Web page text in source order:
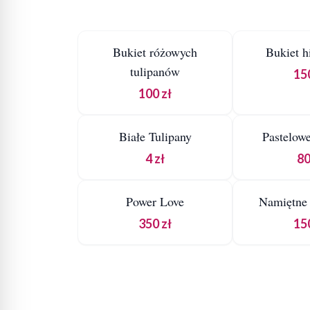
DO KOSZYKA
Bukiet różowych
tulipanów
100 zł
DO
Bukiet
DO KOSZYKA
Białe Tulipany
4 zł
DO
DO KOSZYKA
Power Love
350 zł
DO